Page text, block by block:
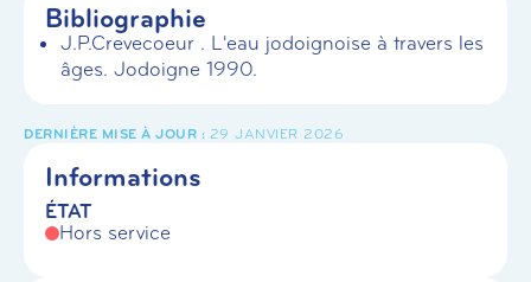
Bibliographie
J.P.Crevecoeur . L'eau jodoignoise à travers les
âges. Jodoigne 1990.
29 JANVIER 2026
Informations
ÉTAT
Hors service